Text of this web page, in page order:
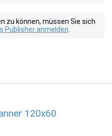
zu können, müssen Sie sich
Publisher anmelden
120x60